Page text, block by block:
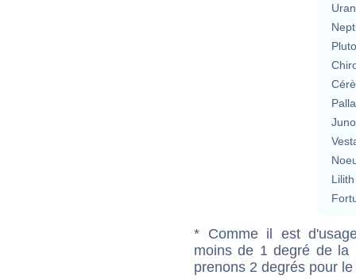
Lilith
* Comme il est
moins de 1 degré de la
prenons 2 degrés pour